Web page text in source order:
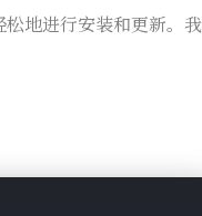
地进行安装和更新。我